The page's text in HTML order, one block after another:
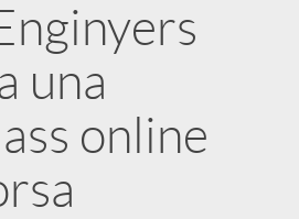
una
online